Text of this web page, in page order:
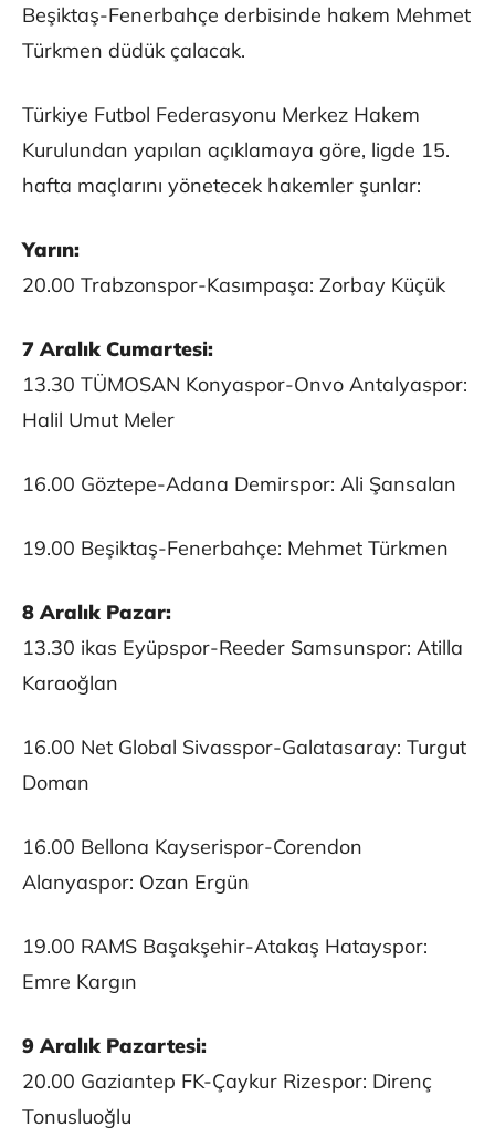
Beşiktaş-Fenerbahçe derbisinde hakem Mehmet
Türkmen düdük çalacak.
Türkiye Futbol Federasyonu Merkez Hakem
Kurulundan yapılan açıklamaya göre, ligde 15.
hafta maçlarını yönetecek hakemler şunlar:
Yarın:
20.00 Trabzonspor-Kasımpaşa: Zorbay Küçük
7 Aralık Cumartesi:
13.30 TÜMOSAN Konyaspor-Onvo Antalyaspor:
Halil Umut Meler
16.00 Göztepe-Adana Demirspor: Ali Şansalan
19.00 Beşiktaş-Fenerbahçe: Mehmet Türkmen
8 Aralık Pazar:
13.30 ikas Eyüpspor-Reeder Samsunspor: Atilla
Karaoğlan
16.00 Net Global Sivasspor-Galatasaray: Turgut
Doman
16.00 Bellona Kayserispor-Corendon
Alanyaspor: Ozan Ergün
19.00 RAMS Başakşehir-Atakaş Hatayspor:
Emre Kargın
9 Aralık Pazartesi:
20.00 Gaziantep FK-Çaykur Rizespor: Direnç
Tonusluoğlu